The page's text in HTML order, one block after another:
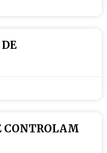
CONTROLAM